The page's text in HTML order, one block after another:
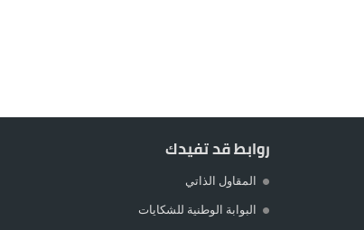
روابط قد تفيدك
المقاول الذاتي
البوابة الوطنية للشكايات